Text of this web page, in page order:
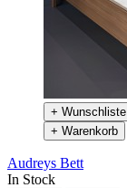
+ Wunschliste
+ Warenkorb
Audreys Bett
In Stock